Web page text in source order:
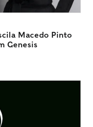
Macedo Pinto
Genesis